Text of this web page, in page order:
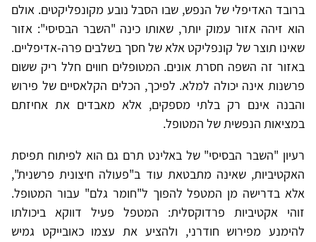
ברובד האדיפלי של הנפש, שבו הסבל נובע מקונפליקטים. אולם
הוא זיהה אזור עמוק יותר, שאותו כינה "השבר הבסיסי": אזור
שאינו תוצר של קונפליקט אלא של חסך בשלבים פרה-אדיפליים.
באזור זה השפה חסרת אונים. המטופלים חווים חלל ריק ששום
פרשנות אינה יכולה למלא. לפיכך, הכלים הקלאסיים של פירוש
והבנה אינם רק בלתי מספקים, אלא מאבדים את אחיזתם
במציאות הנפשית של המטופל.
רעיון "השבר הבסיסי" של באלינט תרם גם הוא לפיתוח תפיסת
האקטיביות, שאינה מתבטאת עוד ב"פעולה חיצונית פרשנית",
אלא בדרישה מן המטפל להפוך ל"חומר גלם" עבור המטופל.
זוהי אקטיביות פרדוקסלית: המטפל פעיל דווקא ביכולתו
להימנע מפירוש חודרני, ולהציע את עצמו כאובייקט גמיש